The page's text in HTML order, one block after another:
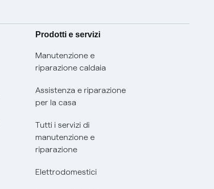
Prodotti e servizi
Manutenzione e
riparazione caldaia
Assistenza e riparazione
per la casa
Tutti i servizi di
manutenzione e
riparazione
Elettrodomestici